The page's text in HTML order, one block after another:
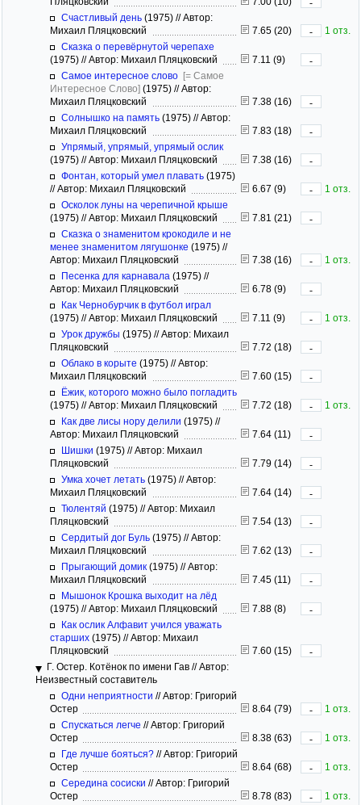
Счастливый день (1975) //Автор:
Михаил Пляцковский
7.65 (20) -
1 отз.
Сказка о перевёрнутой черепахе
(1975) //Автор: Михаил Пляцковский 7.11 (9)
-
Самое интересное слово [= Самое
Интересное Слово] (1975) //Автор:
Михаил Пляцковский
7.38 (16)
-
Солнышко на память (1975) //Автор:
Михаил Пляцковский
7.83 (18)
-
Упрямый, упрямый, упрямый ослик
(1975) //Автор: Михаил Пляцковский 7.38 (16)
-
Фонтан, который умел плавать (1975)
//Автор: Михаил Пляцковский 6.67 (9) -
1 отз.
Осколок луны на черепичной крыше
(1975) //Автор: Михаил Пляцковский 7.81 (21)
-
Сказка о знаменитом крокодиле и не
менее знаменитом лягушонке (1975) //
Автор: Михаил Пляцковский
7.38 (16) -
1 отз.
Песенка для карнавала (1975) //
Автор: Михаил Пляцковский
6.78 (9)
-
Как Чернобурчик в футбол играл
(1975) //Автор: Михаил Пляцковский 7.11 (9) -
1 отз.
Урок дружбы (1975) //Автор: Михаил
Пляцковский
7.72 (18)
-
Облако в корыте (1975) //Автор:
Михаил Пляцковский
7.60 (15)
-
Ёжик, которого можно было погладить
(1975) //Автор: Михаил Пляцковский 7.72 (18) -
1 отз.
Как две лисы нору делили (1975) //
Автор: Михаил Пляцковский
7.64 (11)
-
Шишки (1975) //Автор: Михаил
Пляцковский
7.79 (14)
-
Умка хочет летать (1975) //Автор:
Михаил Пляцковский
7.64 (14)
-
Тюлентяй (1975) //Автор: Михаил
Пляцковский
7.54 (13)
-
Сердитый дог Буль (1975) //Автор:
Михаил Пляцковский
7.62 (13)
-
Прыгающий домик (1975) //Автор:
Михаил Пляцковский
7.45 (11)
-
Мышонок Крошка выходит на лёд
(1975) //Автор: Михаил Пляцковский 7.88 (8)
-
Как ослик Алфавит учился уважать
старших (1975) //Автор: Михаил
Пляцковский
7.60 (15)
-
Г. Остер. Котёнок по имени Гав //Автор:
Неизвестный составитель
Одни неприятности //Автор: Григорий
Остер
8.64 (79) -
1 отз.
Спускаться легче //Автор: Григорий
Остер
8.38 (63) -
1 отз.
Где лучше бояться? //Автор: Григорий
Остер
8.64 (68) -
1 отз.
Середина сосиски //Автор: Григорий
Остер
8.78 (83) -
1 отз.